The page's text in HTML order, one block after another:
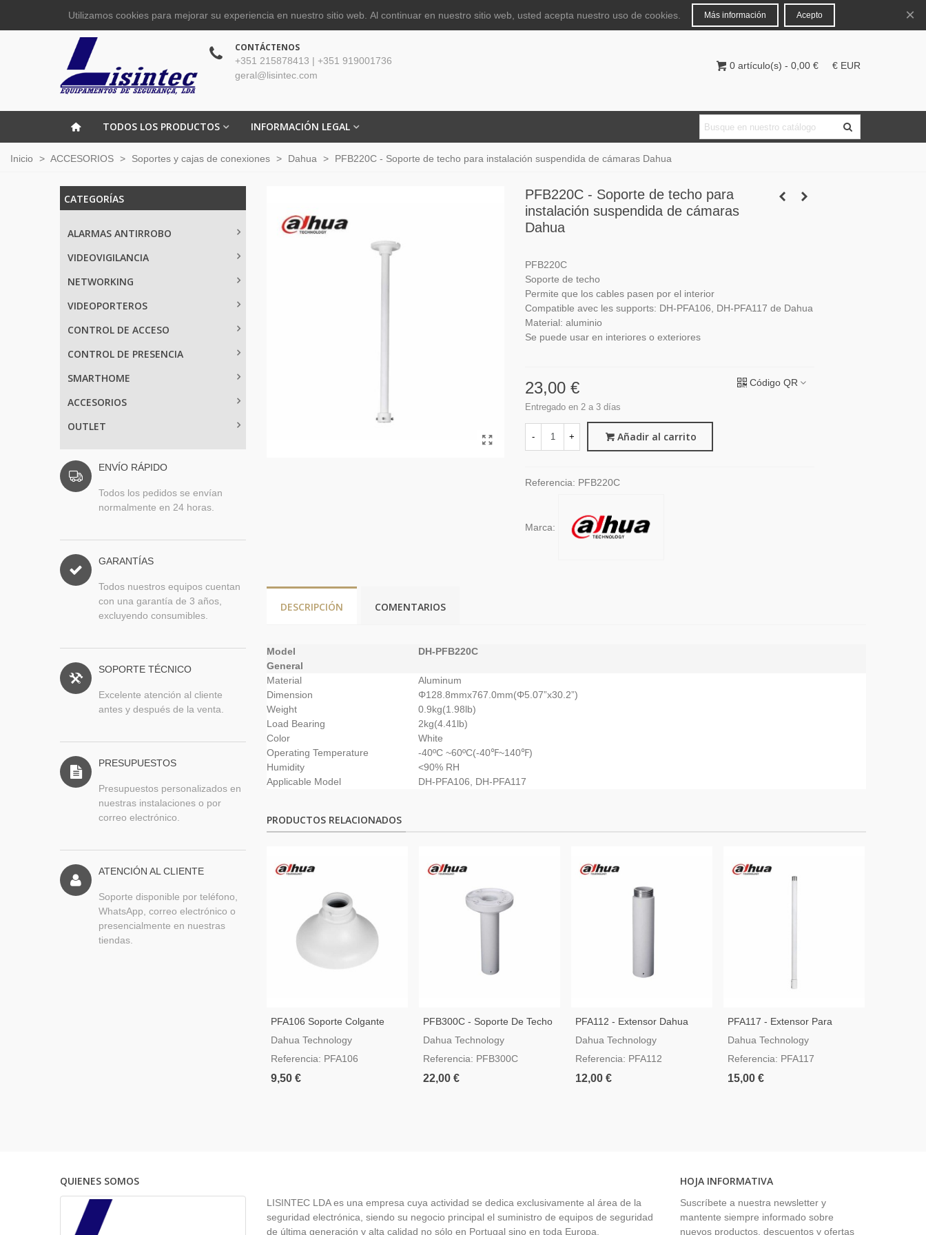
Español Iniciar sesión
CONTÁCTENOS
+351 215878413 | +351 919001736
geral@lisintec.com
0 artículo(s) - 0,00 € € EUR
TODOS LOS PRODUCTOS INFORMACIÓN LEGAL
Inicio > ACCESORIOS > Soportes y cajas de conexiones > Dahua > PFB220C - Soporte de techo para instalación suspendida de cámaras Dahua
CATEGORÍAS
ALARMAS ANTIRROBO
VIDEOVIGILANCIA
NETWORKING
VIDEOPORTEROS
CONTROL DE ACCESO
CONTROL DE PRESENCIA
SMARTHOME
ACCESORIOS
OUTLET
ENVÍO RÁPIDO
Todos los pedidos se envían
normalmente en 24 horas.
GARANTÍAS
Todos nuestros equipos cuentan
con una garantía de 3 años,
excluyendo consumibles.
SOPORTE TÉCNICO
Excelente atención al cliente
antes y después de la venta.
PRESUPUESTOS
Presupuestos personalizados en
nuestras instalaciones o por
correo electrónico.
ATENCIÓN AL CLIENTE
Soporte disponible por teléfono,
WhatsApp, correo electrónico o
presencialmente en nuestras
tiendas.
PFB220C - Soporte de techo para
instalación suspendida de cámaras
Dahua
PFB220C
Soporte de techo
Permite que los cables pasen por el interior
Compatible avec les supports: DH-PFA106, DH-PFA117 de Dahua
Material: aluminio
Se puede usar en interiores o exteriores
23,00 €
Entregado en 2 a 3 días
Código QR
- + Añadir al carrito
Referencia: PFB220C
Marca:
DESCRIPCIÓN COMENTARIOS
Model
DH-PFB220C
General
Material
Aluminum
Dimension
Φ128.8mmx767.0mm(Φ5.07”x30.2”)
Weight
0.9kg(1.98lb)
Load Bearing
2kg(4.41lb)
Color
White
Operating Temperature
-40ºC ~60ºC(-40℉~140℉)
Humidity
<90% RH
Applicable Model
DH-PFA106, DH-PFA117
PRODUCTOS RELACIONADOS
PFA106 Soporte Colgante
Para Cámaras Dahua Dome
Dahua Technology
Referencia: PFA106
9,50 €
PFB300C - Soporte De Techo
Para Instalación Suspendida
Dahua
Dahua Technology
Referencia: PFB300C
22,00 €
PFA112 - Extensor Dahua
Para Soporte De Techo
Dahua Technology
Referencia: PFA112
12,00 €
PFA117 - Extensor Para
Soporte De Techo
Dahua Technology
Referencia: PFA117
15,00 €
QUIENES SOMOS
LISINTEC LDA es una empresa cuya actividad se dedica exclusivamente al área de la
seguridad electrónica, siendo su negocio principal el suministro de equipos de seguridad
de última generación y alta calidad no sólo en Portugal sino en toda Europa.
HOJA INFORMATIVA
Suscríbete a nuestra newsletter y
mantente siempre informado sobre
nuevos productos, descuentos y ofertas
Utilizamos cookies para mejorar su experiencia en nuestro sitio web. Al continuar en nuestro sitio web, usted acepta nuestro uso de cookies. Más información Acepto ×